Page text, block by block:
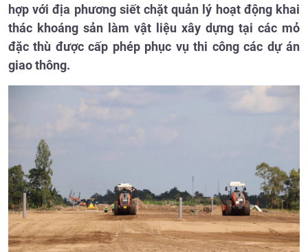
hợp với địa phương siết chặt quản lý hoạt động khai
thác khoáng sản làm vật liệu xây dựng tại các mỏ
đặc thù được cấp phép phục vụ thi công các dự án
giao thông.